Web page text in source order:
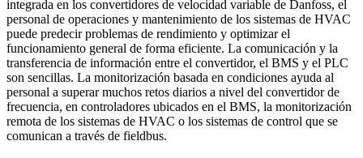
integrada en los convertidores de velocidad variable de Danfoss, el
personal de operaciones y mantenimiento de los sistemas de HVAC
puede predecir problemas de rendimiento y optimizar el
funcionamiento general de forma eficiente. La comunicación y la
transferencia de información entre el convertidor, el BMS y el PLC
son sencillas. La monitorización basada en condiciones ayuda al
personal a superar muchos retos diarios a nivel del convertidor de
frecuencia, en controladores ubicados en el BMS, la monitorización
remota de los sistemas de HVAC o los sistemas de control que se
comunican a través de fieldbus.